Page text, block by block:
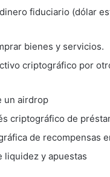
fiduciario (dólar
bienes y servicios.
criptográfico por
un airdrop
criptográfico de
de recompensas
liquidez y apuestas